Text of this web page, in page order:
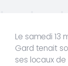
Le samedi 13
Gard tenait
ses locaux de